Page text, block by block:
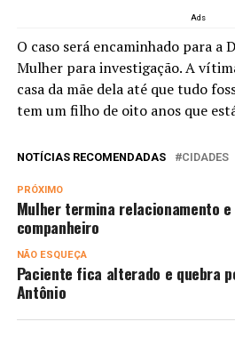
Ads
O caso será encaminhado para a
Mulher para investigação. A
casa da mãe dela até que tudo
tem um filho de oito anos que
NOTÍCIAS RECOMENDADAS CIDADES
PRÓXIMO
Mulher termina relacionamento
companheiro
NÃO ESQUEÇA
Paciente fica alterado e quebra
Antônio